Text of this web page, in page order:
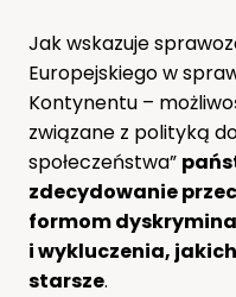
Jak wskazuje
Europejskiego w
Kontynentu –
związane z polityką
społeczeństwa”
zdecydowanie
formom
i wykluczenia,
starsze.